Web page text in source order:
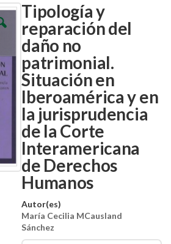
Tipología y
reparación del
daño no
patrimonial.
Situación en
Iberoamérica y en
la jurisprudencia
de la Corte
Interamericana
de Derechos
Humanos
Autor(es)
María Cecilia MCausland
Sánchez